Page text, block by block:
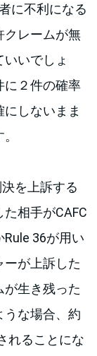
に不利になる
クレームが無
いでしょ
に２件の確率
にしないまま
を上訴する
相手がCAFC
36が用い
ーが上訴した
が生き残った
うな場合、約
れることにな